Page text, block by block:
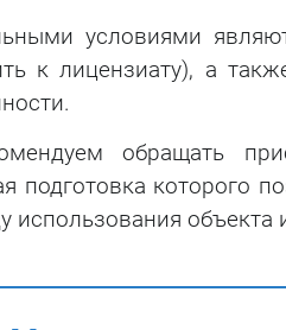
условиями
к лицензиату), а
обращать
подготовка которого
использования объекта